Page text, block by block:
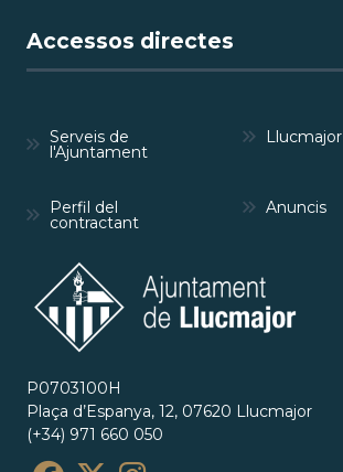
Accessos directes
Serveis de
l'Ajuntament
Llucmajor
Perfil del
contractant
Anuncis
P0703100H
Plaça d’Espanya, 12, 07620 Llucmajor
(+34) 971 660 050